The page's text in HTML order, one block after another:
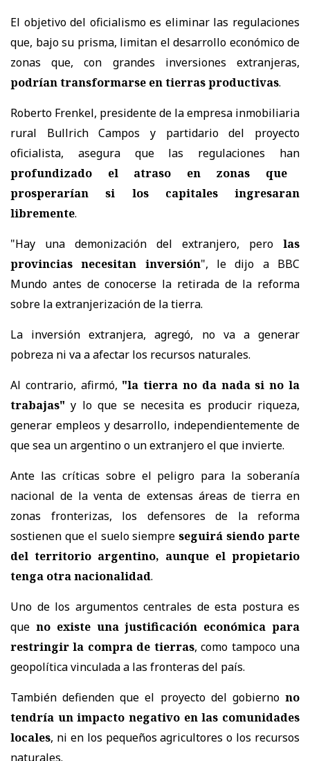
El objetivo del oficialismo es eliminar las regulaciones
que, bajo su prisma, limitan el desarrollo económico de
zonas que, con grandes inversiones extranjeras,
podrían transformarse en tierras productivas.
Roberto Frenkel, presidente de la empresa inmobiliaria
rural Bullrich Campos y partidario del proyecto
oficialista, asegura que las regulaciones han
profundizado el atraso en zonas que
prosperarían si los capitales ingresaran
libremente.
"Hay una demonización del extranjero, pero las
provincias necesitan inversión", le dijo a BBC
Mundo antes de conocerse la retirada de la reforma
sobre la extranjerización de la tierra.
La inversión extranjera, agregó, no va a generar
pobreza ni va a afectar los recursos naturales.
Al contrario, afirmó, "la tierra no da nada si no la
trabajas" y lo que se necesita es producir riqueza,
generar empleos y desarrollo, independientemente de
que sea un argentino o un extranjero el que invierte.
Ante las críticas sobre el peligro para la soberanía
nacional de la venta de extensas áreas de tierra en
zonas fronterizas, los defensores de la reforma
sostienen que el suelo siempreseguirá siendo parte
del territorio argentino, aunque el propietario
tenga otra nacionalidad.
Uno de los argumentos centrales de esta postura es
que no existe una justificación económica para
restringir la compra de tierras, como tampoco una
geopolítica vinculada a las fronteras del país.
También defienden que el proyecto del gobierno no
tendría un impacto negativo en las comunidades
locales, ni en los pequeños agricultores o los recursos
naturales.